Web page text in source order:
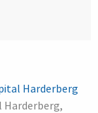
Harderberg
Harderberg,